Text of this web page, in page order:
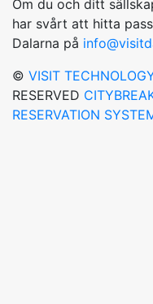
Om du och ditt
har svårt att hitta
Dalarna på
© VISIT
RESERVED
RESERVATION